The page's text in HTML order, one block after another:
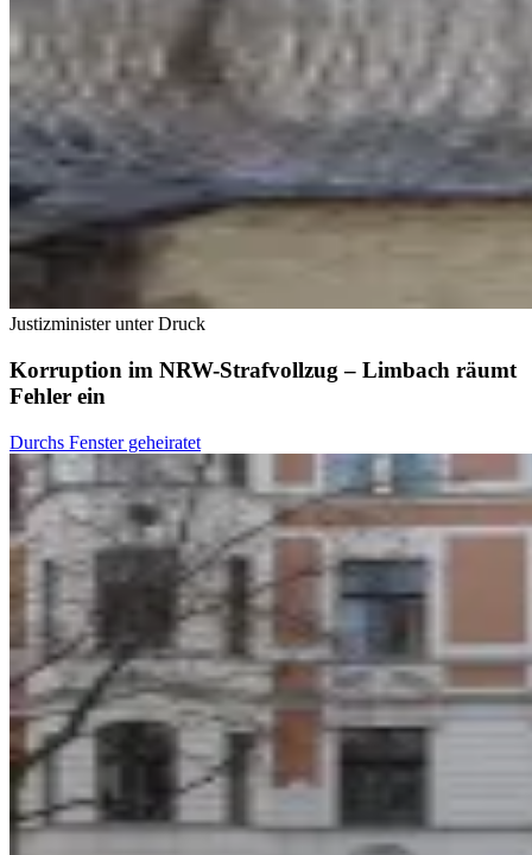
Justizminister unter Druck
Korruption im NRW-Strafvollzug – Limbach räumt
Fehler ein
Durchs Fenster geheiratet